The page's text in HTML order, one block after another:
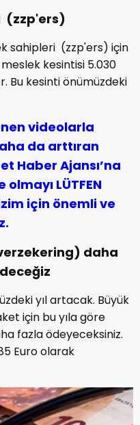
(zzp'ers)
sahipleri (zzp'ers) için
kesintisi 5.030
Bu kesinti önümüzdeki
videolarla
da arttıran
Haber Ajansı’na
LÜTFEN
için önemli ve
daha
yıl artacak. Büyük
için bu yıla göre
fazla ödeyeceksiniz.
Euro olarak